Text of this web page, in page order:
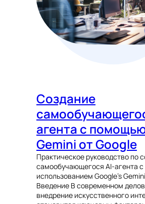
Создание
агента с
Gemini от Google
Практическое руководство по
самообучающегося AI-агента с
использованием Google’s
Введение В современном
внедрение искусственного